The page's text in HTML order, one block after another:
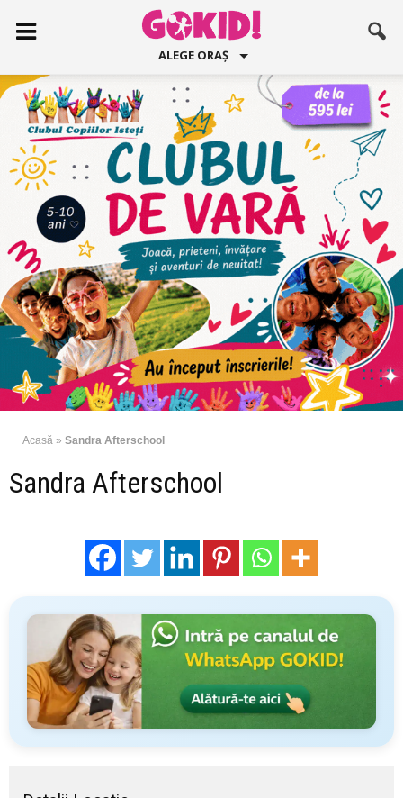
ALEGE ORAȘ
Acasă » Sandra Afterschool
Sandra Afterschool